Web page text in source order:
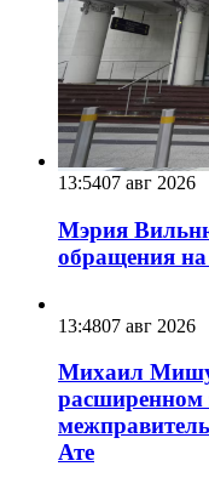
13:5407 авг 2026
Мэрия
обращения
13:4807 авг 2026
Михаил
расширенном
Ате